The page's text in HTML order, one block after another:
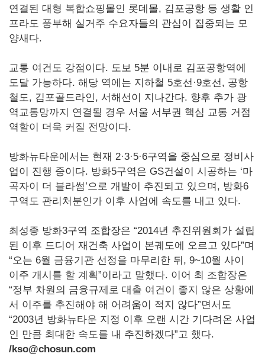
연결된 대형 복합쇼핑몰인 롯데몰, 김포공항 등 생활 인
프라도 풍부해 실거주 수요자들의 관심이 집중되는 모
양새다.
교통 여건도 강점이다. 도보 5분 이내로 김포공항역에
도달 가능하다. 해당 역에는 지하철 5호선·9호선, 공항
철도, 김포골드라인, 서해선이 지나간다. 향후 추가 광
역교통망까지 연결될 경우 서울 서부권 핵심 교통 거점
역할이 더욱 커질 전망이다.
방화뉴타운에서는 현재 2·3·5·6구역을 중심으로 정비사
업이 진행 중이다. 방화5구역은 GS건설이 시공하는 ‘마
곡자이 더 블라썸’으로 개발이 추진되고 있으며, 방화6
구역도 관리처분인가 이후 사업에 속도를 내고 있다.
최성종 방화3구역 조합장은 “2014년 추진위원회가 설립
된 이후 드디어 재건축 사업이 본궤도에 오르고 있다”며
“오는 6월 금융기관 선정을 마무리한 뒤, 9~10월 사이
이주 개시를 할 계획”이라고 말했다. 이어 최 조합장은
“정부 차원의 금융규제로 대출 여건이 좋지 않은 상황에
서 이주를 추진해야 해 어려움이 적지 않다”면서도
“2003년 방화뉴타운 지정 이후 오랜 시간 기다려온 사업
인 만큼 최대한 속도를 내 추진하겠다”고 했다.
/kso@chosun.com